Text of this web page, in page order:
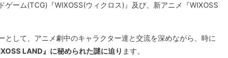
ーム(TCG)『WIXOSS(ウィクロス)』及び、新アニメ『WIXOSS
して、アニメ劇中のキャラクター達と交流を深めながら、時に
LAND』に秘められた謎に迫り ます。